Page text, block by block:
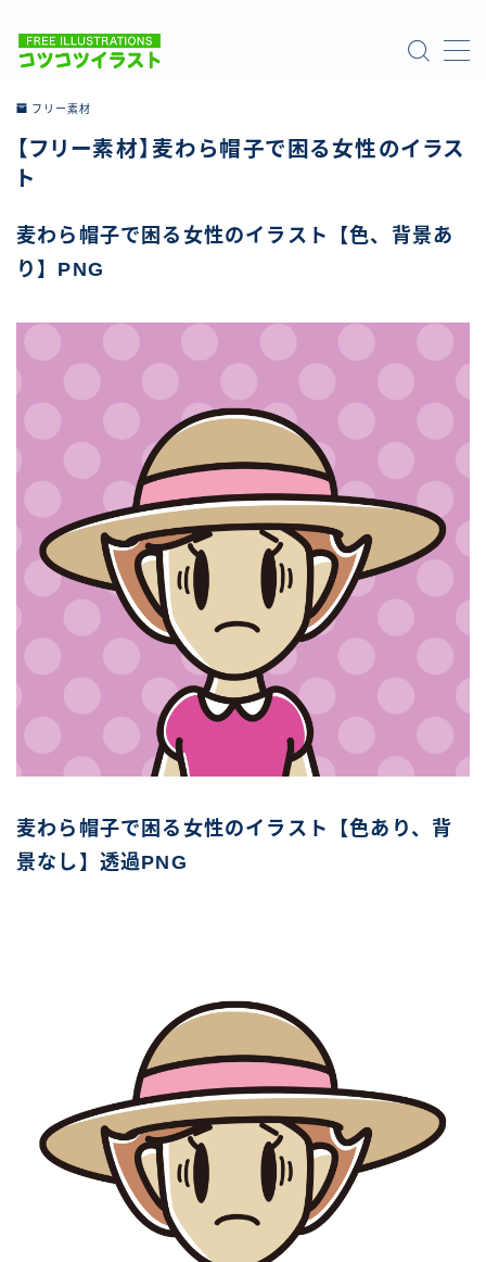
ホーム
お問い合わせ
フリー素材
【フリー素材】麦わら帽子で困る女性のイラス
ト
麦わら帽子で困る女性のイラスト【色、背景あ
り】PNG
麦わら帽子で困る女性のイラスト【色あり、背
景なし】透過PNG